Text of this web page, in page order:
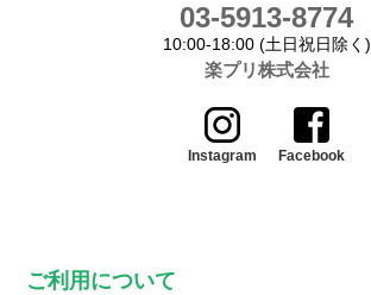
03-5913-8774
10:00-18:00 (土日祝日除く)
楽プリ株式会社
Instagram Facebook
ご利用について